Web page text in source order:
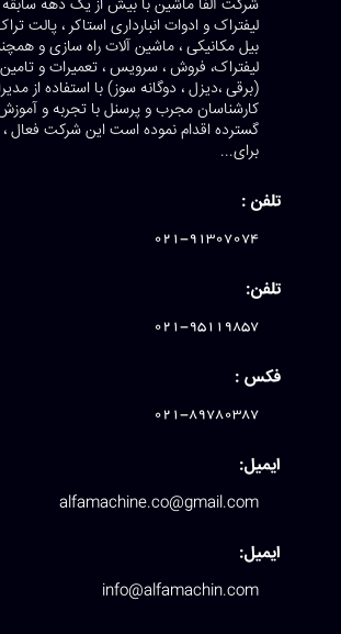
شرکت آلفا ماشین با بیش از یک دهه سابقه
لیفتراک و ادوات انبارداری استاکر ، پالت
بیل مکانیکی ، ماشین آلات راه سازی و
لیفتراک، فروش ، سرویس ، تعمیرات و
(برقی ،دیزل ، دوگانه سوز) با استفاده از
کارشناسان مجرب و پرسنل با تجربه و
گسترده اقدام نموده است این شرکت فعال ،
برای...
تلفن :
021-91307074
تلفن:
021-95119857
فکس :
021-89780387
ایمیل:
alfamachine.co@gmail.com
ایمیل:
info@alfamachin.com